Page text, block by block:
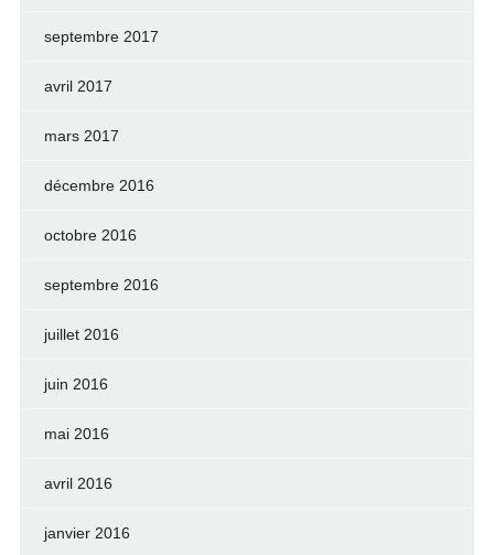
septembre 2017
avril 2017
mars 2017
décembre 2016
octobre 2016
septembre 2016
juillet 2016
juin 2016
mai 2016
avril 2016
janvier 2016